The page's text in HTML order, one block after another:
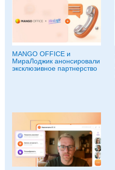
MANGO OFFICE и
МираЛоджик анонсировали
эксклюзивное партнерство